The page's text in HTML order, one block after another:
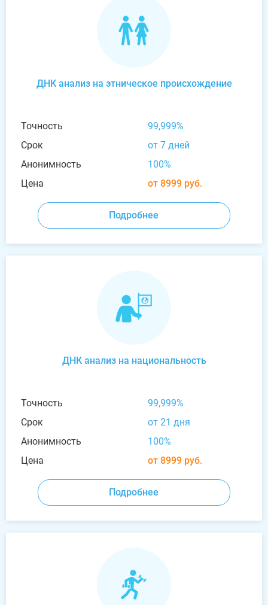
ДНК анализ на этническое происхождение
Точность
99,999%
Срок
от 7 дней
Анонимность
100%
Цена
от 8999 руб.
Подробнее
ДНК анализ на национальность
Точность
99,999%
Срок
от 21 дня
Анонимность
100%
Цена
от 8999 руб.
Подробнее